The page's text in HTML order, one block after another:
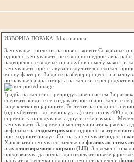
ИЗВОРНА ПОРАКА: Idna mamica
Зачнување - почеток на новиот живот Создавањето
односно зачнувањето не е воопшто едноставна
надворешно е водењето на љубов помеѓу мажот и
зачнувањето претставува исклучително сложен
многу фактори. За да се разбереј процесот на
познавање на анатомијата на женските
Градба на женскиот репродуктивен систем За
сперматозоидите се создаваат постојано, жените се
јајце клетки во јајниците. Во текот на плодниот
(од пубертетот до менопаузата) само околу 400 од
спремни за оплодување, а другите ќе изумрат.
зачнувањето За време на менструацијата кај жената
исфрлање на ендометриумот, односно внатрешниот
претходниот циклус. Со тоа започнуваат
Хипфизата почнува со лачење на фоликуло-
и лутеинизирачкиот хормон (LH). Зголеменото
предизвикува да почнат да созреваат повеќе јајце
наоѓаат во кесички полни со течност наречени